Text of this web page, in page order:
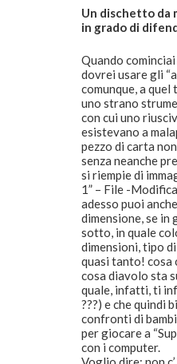
Un dischetto da
in grado di
Quando
dovrei usare gli
comunque, a
uno strano
con cui uno
esistevano a
pezzo di carta
senza neanche
si riempie di
1” – File -
adesso puoi
dimensione, se
sotto, in quale
dimensioni, tipo
quasi tanto! cosa
cosa diavolo sta
quale, infatti, ti
???) e che quindi
confronti di
per giocare a
con i computer.